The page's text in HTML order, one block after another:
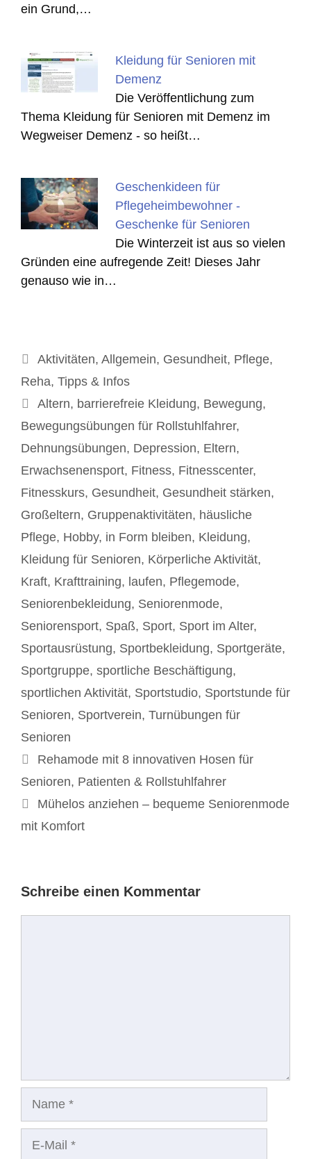
ein Grund,…
Kleidung für Senioren mit
Demenz
Die Veröffentlichung zum
Thema Kleidung für Senioren mit Demenz im
Wegweiser Demenz - so heißt…
Geschenkideen für
Pflegeheimbewohner -
Geschenke für Senioren
Die Winterzeit ist aus so vielen
Gründen eine aufregende Zeit! Dieses Jahr
genauso wie in…
Kategorien
Aktivitäten, Allgemein, Gesundheit, Pflege,
Reha, Tipps & Infos
Schlagwörter
Altern, barrierefreie Kleidung, Bewegung,
Bewegungsübungen für Rollstuhlfahrer,
Dehnungsübungen, Depression, Eltern,
Erwachsenensport, Fitness, Fitnesscenter,
Fitnesskurs, Gesundheit, Gesundheit stärken,
Großeltern, Gruppenaktivitäten, häusliche
Pflege, Hobby, in Form bleiben, Kleidung,
Kleidung für Senioren, Körperliche Aktivität,
Kraft, Krafttraining, laufen, Pflegemode,
Seniorenbekleidung, Seniorenmode,
Seniorensport, Spaß, Sport, Sport im Alter,
Sportausrüstung, Sportbekleidung, Sportgeräte,
Sportgruppe, sportliche Beschäftigung,
sportlichen Aktivität, Sportstudio, Sportstunde für
Senioren, Sportverein, Turnübungen für
Senioren
Beitrags-
Navigation
Rehamode mit 8 innovativen Hosen für
Senioren, Patienten & Rollstuhlfahrer
Mühelos anziehen – bequeme Seniorenmode
mit Komfort
Schreibe einen Kommentar